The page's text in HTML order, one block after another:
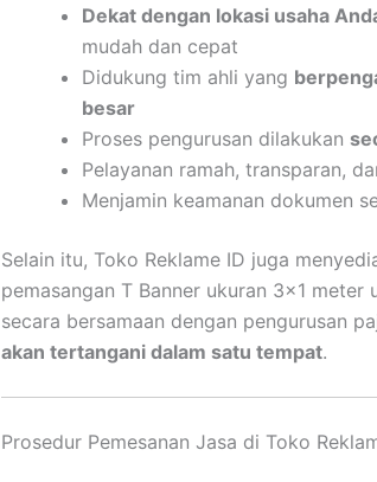
Dekat dengan lokasi usaha
mudah dan cepat
Didukung tim ahli yang
besar
Proses pengurusan dilakukan
Pelayanan ramah, transparan,
Menjamin keamanan dokumen
Selain itu, Toko Reklame ID juga
pemasangan T Banner ukuran 3×1
secara bersamaan dengan pengurusan
akan tertangani dalam satu tempat.
Prosedur Pemesanan Jasa di Toko